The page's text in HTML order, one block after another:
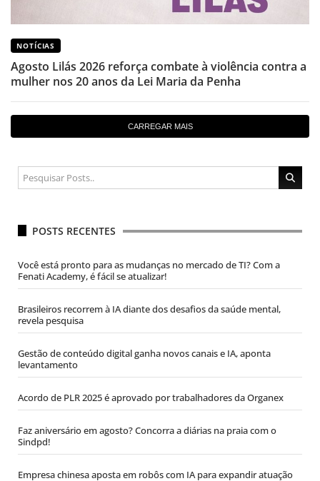
NOTÍCIAS
Agosto Lilás 2026 reforça combate à violência contra a
mulher nos 20 anos da Lei Maria da Penha
CARREGAR MAIS
POSTS RECENTES
Você está pronto para as mudanças no mercado de TI? Com a
Fenati Academy, é fácil se atualizar!
Brasileiros recorrem à IA diante dos desafios da saúde mental,
revela pesquisa
Gestão de conteúdo digital ganha novos canais e IA, aponta
levantamento
Acordo de PLR 2025 é aprovado por trabalhadores da Organex
Faz aniversário em agosto? Concorra a diárias na praia com o
Sindpd!
Empresa chinesa aposta em robôs com IA para expandir atuação